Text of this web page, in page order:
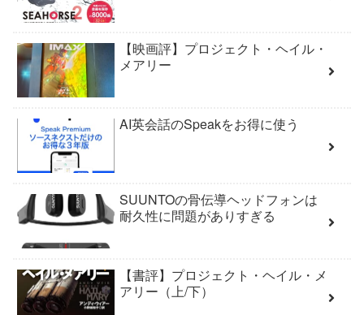
【映画評】プロジェクト・ヘイル・
メアリー
AI英会話のSpeakをお得に使う
SUUNTOの骨伝導ヘッドフォンは
耐久性に問題がありすぎる
【書評】プロジェクト・ヘイル・メ
アリー（上/下）